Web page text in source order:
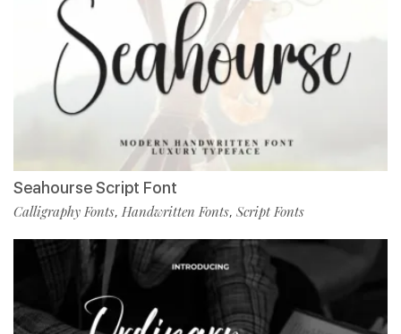
Seahourse Script Font
Calligraphy Fonts, Handwritten Fonts, Script Fonts